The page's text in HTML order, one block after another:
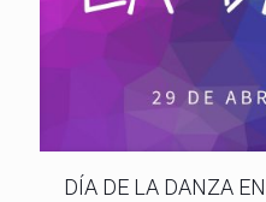
DÍA DE LA DANZA